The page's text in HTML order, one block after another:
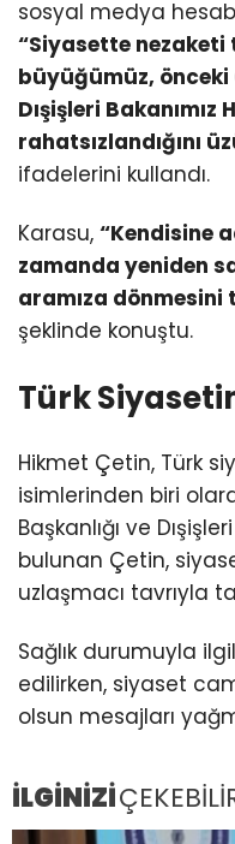
sosyal medya
“Siyasette nezaketi
büyüğümüz, önceki
Dışişleri Bakanımız
rahatsızlandığını
ifadelerini kullandı.
Karasu, “Kendisine
zamanda yeniden
aramıza
şeklinde konuştu.
Türk
Hikmet Çetin, Türk
isimlerinden biri
Başkanlığı ve
bulunan Çetin,
uzlaşmacı tavrıyla
Sağlık durumuyla
edilirken, siyaset
olsun mesajları
İLGİNİZİ